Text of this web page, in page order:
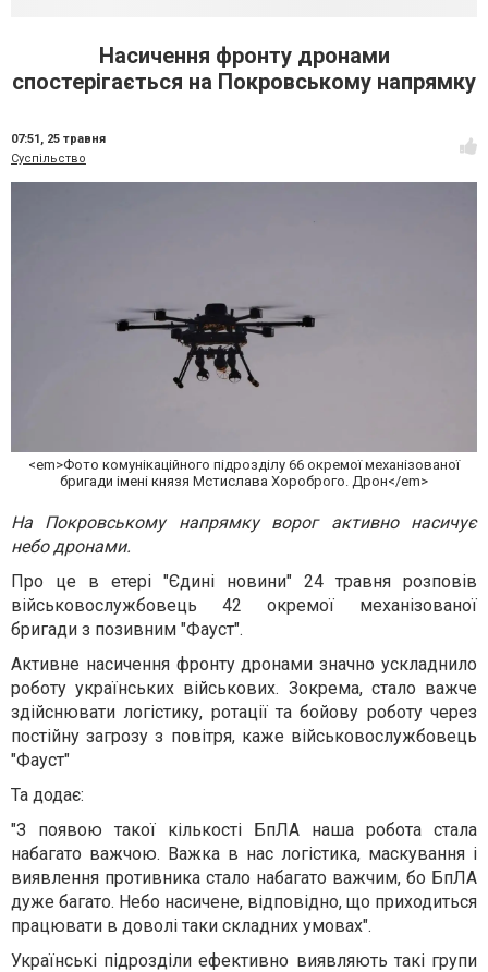
Насичення фронту дронами
спостерігається на Покровському напрямку
07:51, 25 травня
Суспільство
<em>Фото комунікаційного підрозділу 66 окремої механізованої
бригади імені князя Мстислава Хороброго. Дрон</em>
На Покровському напрямку ворог активно насичує
небо дронами.
Про це в етері "Єдині новини" 24 травня розповів
військовослужбовець 42 окремої механізованої
бригади з позивним "Фауст".
Активне насичення фронту дронами значно ускладнило
роботу українських військових. Зокрема, стало важче
здійснювати логістику, ротації та бойову роботу через
постійну загрозу з повітря, каже військовослужбовець
"Фауст"
Та додає:
"З появою такої кількості БпЛА наша робота стала
набагато важчою. Важка в нас логістика, маскування і
виявлення противника стало набагато важчим, бо БпЛА
дуже багато. Небо насичене, відповідно, що приходиться
працювати в доволі таки складних умовах".
Українські підрозділи ефективно виявляють такі групи